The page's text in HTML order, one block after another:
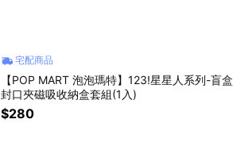
宅配商品
【POP MART 泡泡瑪特】123!星星人系列-盲盒
封口夾磁吸收納盒套組(1入)
$280